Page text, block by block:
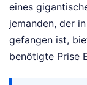
eines
jemanden, der
gefangen ist,
benötigte Prise